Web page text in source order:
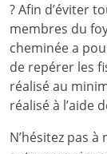
? Afin d’éviter
membres du
cheminée a
de repérer les
réalisé au
réalisé à l’aide
N’hésitez pas